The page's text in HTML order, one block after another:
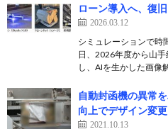
ローン導入へ、復
2026.03.12
シミュレーションで時
日、2026年度から山
し、AIを生かした画像
自動封函機の異常
向上でデザイン変
2021.10.13